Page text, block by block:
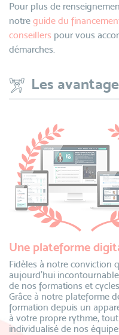
Pour plus de
notre guide du
conseillers pour vous
démarches.
Les
Une plateforme
Fidèles à notre conviction
aujourd’hui
de nos formations et
Grâce à notre plateforme
formation depuis un
à votre propre rythme,
individualisé de nos